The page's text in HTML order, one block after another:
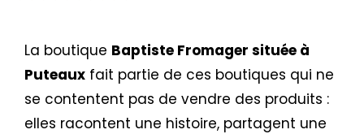
La boutique Baptiste Fromager située à
Puteaux fait partie de ces boutiques qui ne
se contentent pas de vendre des produits :
elles racontent une histoire, partagent une